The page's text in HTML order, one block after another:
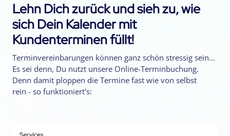
Lehn Dich zurück und sieh zu, wie
sich Dein Kalender mit
Kundenterminen füllt!
Terminvereinbarungen können ganz schön stressig sein...
Es sei denn, Du nutzt unsere Online-Terminbuchung.
Denn damit ploppen die Termine fast wie von selbst
rein - so funktioniert's: